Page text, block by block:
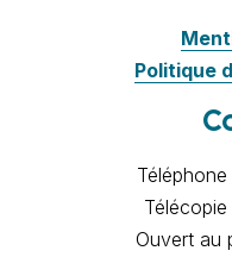
Politique
Ouvert au